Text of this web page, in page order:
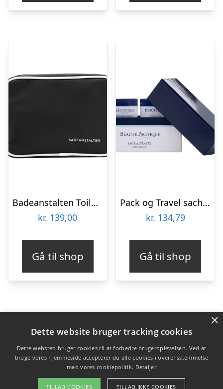
Badeanstalten Toilettaske
kr. 139,00
Gå til shop
Pack og Travel sachetter Beauté Pacifique renseskum,øjencreme,dagcreme,body
kr. 134,79
Gå til shop
Varekategorier
Produkter
Copyright 2026 - Pilanto Aps
×
Dette website bruger tracking cookies
Dette websted bruger cookies til at forbedre brugeroplevelsen. Ved at
bruge vores hjemmeside accepterer du alle cookies i overensstemmelse
med vores cookiepolitik. Detaljer
TILLAD COOKIES TILLAD IKKE COOKIES